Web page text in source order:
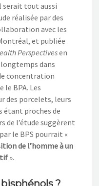
serait tout aussi
réalisée par des
avec les
et publiée
Perspectivesen
dans
concentration
le BPA. Les
des porcelets, leurs
proches de
de l’étude suggèrent
le BPS pourrait «
de l’homme à un
».
?